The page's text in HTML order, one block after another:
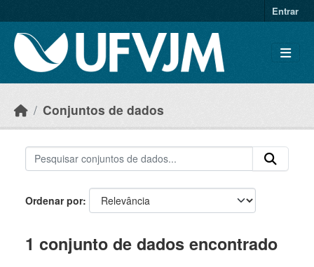
Entrar
Conjuntos de dados
Ordenar por
1 conjunto de dados encontrado